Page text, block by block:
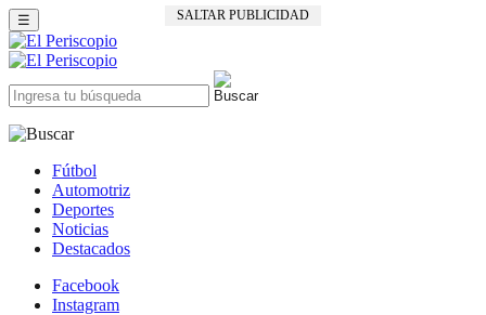
SALTAR PUBLICIDAD
☰
Fútbol
Automotriz
Deportes
Noticias
Destacados
Facebook
Instagram